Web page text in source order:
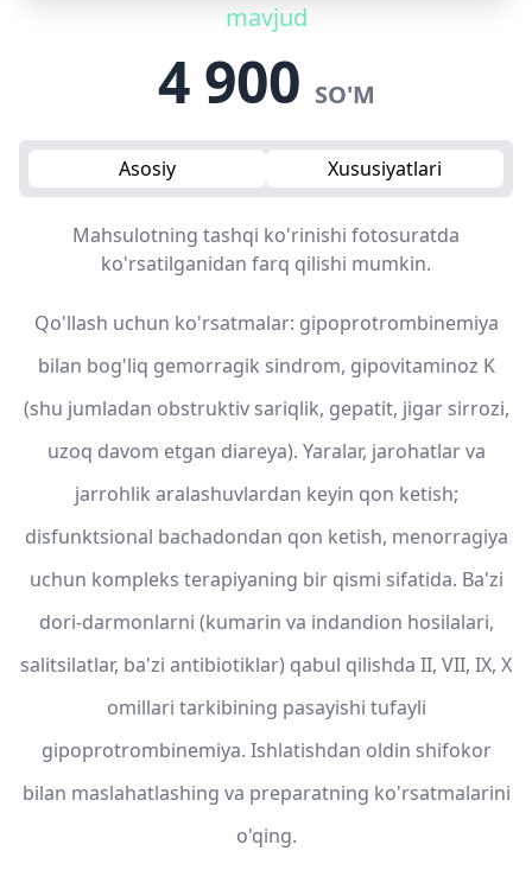
mavjud
4 900 SO'M
Asosiy Xususiyatlari
Mahsulotning tashqi ko'rinishi fotosuratda
ko'rsatilganidan farq qilishi mumkin.
Qo'llash uchun ko'rsatmalar: gipoprotrombinemiya
bilan bog'liq gemorragik sindrom, gipovitaminoz K
(shu jumladan obstruktiv sariqlik, gepatit, jigar sirrozi,
uzoq davom etgan diareya). Yaralar, jarohatlar va
jarrohlik aralashuvlardan keyin qon ketish;
disfunktsional bachadondan qon ketish, menorragiya
uchun kompleks terapiyaning bir qismi sifatida. Ba'zi
dori-darmonlarni (kumarin va indandion hosilalari,
salitsilatlar, ba'zi antibiotiklar) qabul qilishda II, VII, IX, X
omillari tarkibining pasayishi tufayli
gipoprotrombinemiya. Ishlatishdan oldin shifokor
bilan maslahatlashing va preparatning ko'rsatmalarini
o'qing.